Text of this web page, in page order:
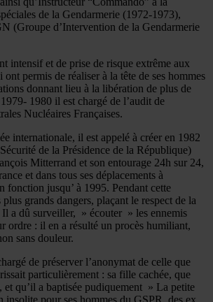
de la Gendarmerie (1972-1973),
(Groupe d’Intervention de la Gendarmerie
intensif et de prise de risque extrême aux
permis de réaliser à la tête de ses hommes
donnant lieu à la libération de plus de
1980 il est chargé de l’audit de
Nucléaires Françaises.
internationale, il est appelé à créer en 1982
de la Présidence de la République)
Mitterrand et son entourage 24h sur 24,
et dans tous ses déplacements à
fonction jusqu’ à 1995. Pendant cette
grands dangers, plaçant le respect de la
Il a dû surveiller, » écouter » les ennemis
ordre : il en a résulté un procès humiliant,
sans douleur.
de préserver l’anonymat de celle que
particulièrement : sa fille cachée, que
et qu’il a baptisée pudiquement » La petite
insolite pour ses hommes du GSPR, des ex